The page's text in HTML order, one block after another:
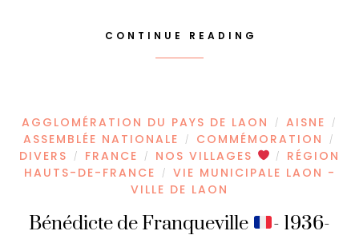
CONTINUE READING
AGGLOMÉRATION DU PAYS DE LAON / AISNE /
ASSEMBLÉE NATIONALE / COMMÉMORATION /
DIVERS / FRANCE / NOS VILLAGES /
RÉGION
HAUTS-DE-FRANCE
/
VIE MUNICIPALE LAON -
VILLE DE LAON
Bénédicte de Franqueville
- 1936-